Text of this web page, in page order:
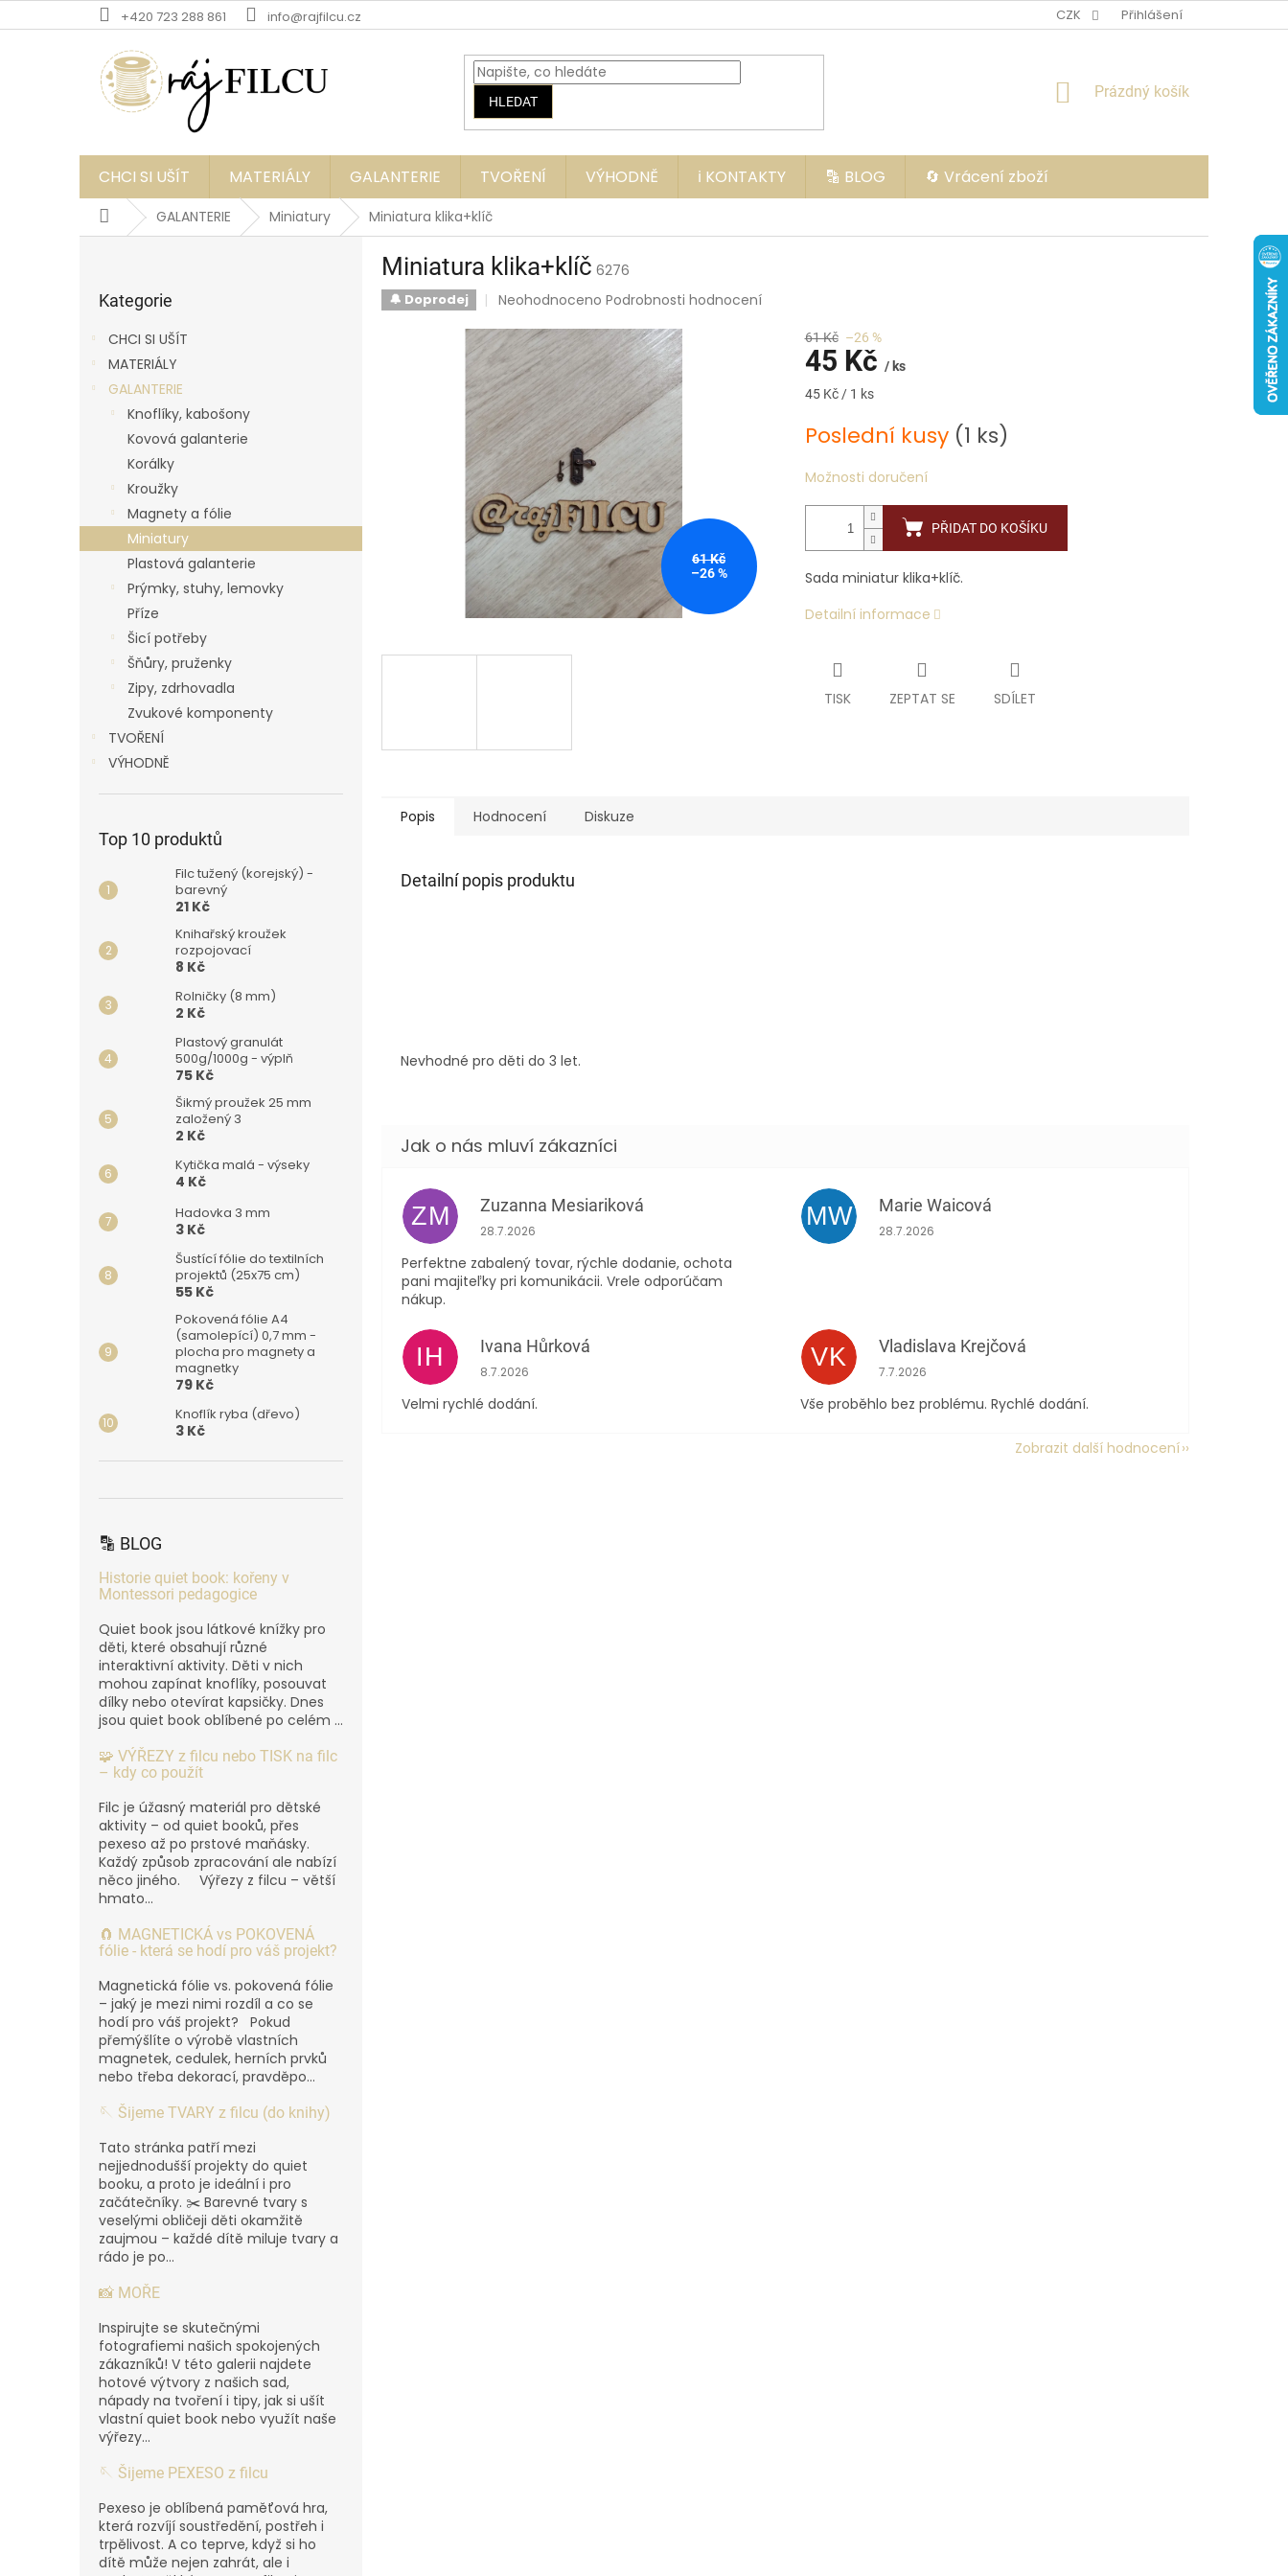
na
+420 723 288 861 info@rajfilcu.cz CZK Přihlášení
HLEDAT
NÁKUPNÍ
Prázdný košík
CHCI SI UŠÍT MATERIÁLY GALANTERIE TVOŘENÍ VÝHODNĚ ℹ️ KONTAKTY 🔡 BLOG 🔄 Vrácení zboží
DomůGALANTERIE Miniatury Miniatura klika+klíč
l
kategorie
Kategorie
CHCI SI UŠÍT
MATERIÁLY
GALANTERIE
Knoflíky, kabošony
Kovová galanterie
Korálky
Kroužky
Magnety a fólie
Miniatury
Plastová galanterie
Prýmky, stuhy, lemovky
Příze
Šicí potřeby
Šňůry, pruženky
Zipy, zdrhovadla
Zvukové komponenty
TVOŘENÍ
VÝHODNĚ
Top 10 produktů
Filc tužený (korejský) -
barevný
21 Kč
Knihařský kroužek
rozpojovací
8 Kč
Rolničky (8 mm)
2 Kč
Plastový granulát
500g/1000g - výplň
75 Kč
Šikmý proužek 25 mm
založený 3
2 Kč
Kytička malá - výseky
4 Kč
Hadovka 3 mm
3 Kč
Šustící fólie do textilních
projektů (25x75 cm)
55 Kč
Pokovená fólie A4
(samolepící) 0,7 mm -
plocha pro magnety a
magnetky
79 Kč
Knoflík ryba (dřevo)
3 Kč
🔡 BLOG
Historie quiet book: kořeny v
Montessori pedagogice
Quiet book jsou látkové knížky pro
děti, které obsahují různé
interaktivní aktivity. Děti v nich
mohou zapínat knoflíky, posouvat
dílky nebo otevírat kapsičky. Dnes
jsou quiet book oblíbené po celém ...
🧩 VÝŘEZY z filcu nebo TISK na filc
– kdy co použít
Filc je úžasný materiál pro dětské
aktivity – od quiet booků, přes
pexeso až po prstové maňásky.
Každý způsob zpracování ale nabízí
něco jiného. Výřezy z filcu – větší
hmato...
🧲 MAGNETICKÁ vs POKOVENÁ
fólie - která se hodí pro váš projekt?
Magnetická fólie vs. pokovená fólie
– jaký je mezi nimi rozdíl a co se
hodí pro váš projekt? Pokud
přemýšlíte o výrobě vlastních
magnetek, cedulek, herních prvků
nebo třeba dekorací, pravděpo...
🪡 Šijeme TVARY z filcu (do knihy)
Tato stránka patří mezi
nejjednodušší projekty do quiet
booku, a proto je ideální i pro
začátečníky. ✂️ Barevné tvary s
veselými obličeji děti okamžitě
zaujmou – každé dítě miluje tvary a
rádo je po...
📸 MOŘE
Inspirujte se skutečnými
fotografiemi našich spokojených
zákazníků! V této galerii najdete
hotové výtvory z našich sad,
nápady na tvoření i tipy, jak si ušít
vlastní quiet book nebo využít naše
výřezy...
🪡 Šijeme PEXESO z filcu
Pexeso je oblíbená paměťová hra,
která rozvíjí soustředění, postřeh i
trpělivost. A co teprve, když si ho
dítě může nejen zahrát, ale i
Miniatura klika+klíč 6276
🔔 Doprodej
Průměrné
produktu
je
0,0
z
5
hvězdiček.
Neohodnoceno Podrobnosti hodnocení
61 Kč
–26 %
61 Kč –26 %
45 Kč / ks
Měrná
45 Kč / 1 ks
Poslední kusy (1 ks)
Možnosti doručení
PŘIDAT DO KOŠÍKU
Sada miniatur klika+klíč.
Detailní informace
TISK ZEPTAT SE SDÍLET
Popis Hodnocení Diskuze
Detailní popis produktu
Nevhodné pro děti do 3 let.
ZM Zuzanna Mesiariková
Hodnocení obchodu je 5 z 5 hvězdiček.
28.7.2026
Perfektne zabalený tovar, rýchle dodanie, ochota
pani majiteľky pri komunikácii. Vrele odporúčam
nákup.
MW Marie Waicová
Hodnocení obchodu je 5 z 5 hvězdiček.
28.7.2026
IH Ivana Hůrková
Hodnocení obchodu je 5 z 5 hvězdiček.
8.7.2026
Velmi rychlé dodání.
VK Vladislava Krejčová
Hodnocení obchodu je 5 z 5 hvězdiček.
7.7.2026
Vše proběhlo bez problému. Rychlé dodání.
Zobrazit další hodnocení